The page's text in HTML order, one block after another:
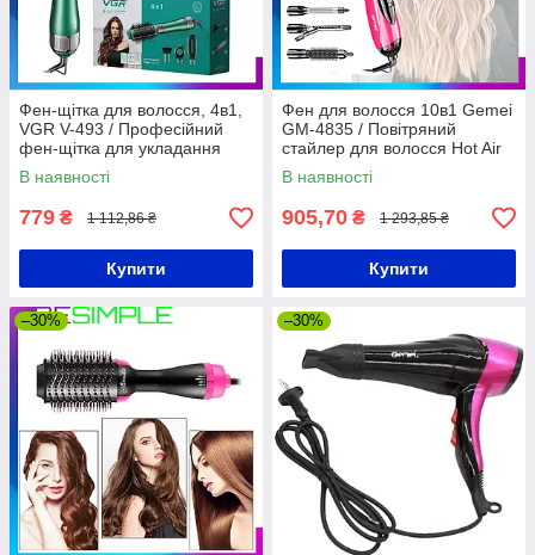
Фен-щітка для волосся, 4в1,
VGR V-493 / Професійний
фен-щітка для укладання
волосся / Мультистайлер для
волосся
В наявності
779 ₴ 1 112,86 ₴
Купити
Фен для волосся 10в1 Gemei
GM-4835 / Повітряний
стайлер для волосся Hot Air
Styler / Фен для укладання
В наявності
905,70 ₴ 1 293,85 ₴
Купити
–30% –30%